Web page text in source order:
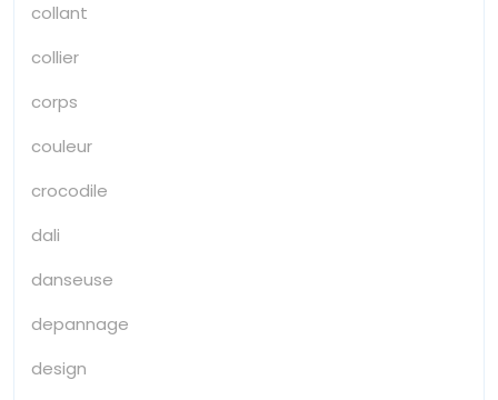
collant
collier
corps
couleur
crocodile
dali
danseuse
depannage
design